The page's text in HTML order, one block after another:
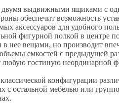
двумя выдвижными ящиками с
обеспечит возможность
аксессуаров для удобного
фигурной полкой в центре
нее вещами, но производит
емкостей с предыдущей
любую гостиную неординарной
конфигурации
с остальной мебелью или